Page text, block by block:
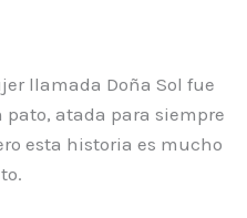
llamada Doña Sol fue
atada para siempre
esta historia es mucho